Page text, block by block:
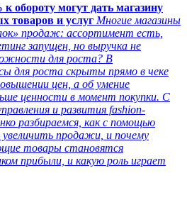
к обороту могут дать магазину
товаров и услуг Многие магазины
продаж: ассортимент есть,
запущен, но выручка не
для роста? В
для роста скрыты прямо в чеке
цен, а об умение
ценности в момент покупки. С
и развития fashion-
разбираемся, как с помощью
продажи, и почему
товары становятся
прибыли, и какую роль играет